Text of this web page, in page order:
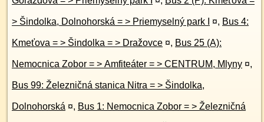
> Šindolka, Dolnohorská = > Priemyselný park I ¤, Bus 4:
Kmeťova = > Šindolka = > Dražovce ¤, Bus 25 (A):
Nemocnica Zobor = > Amfiteáter = > CENTRUM, Mlyny ¤,
Bus 99: Železničná stanica Nitra = > Šindolka,
Dolnohorská ¤, Bus 1: Nemocnica Zobor = > Železničná